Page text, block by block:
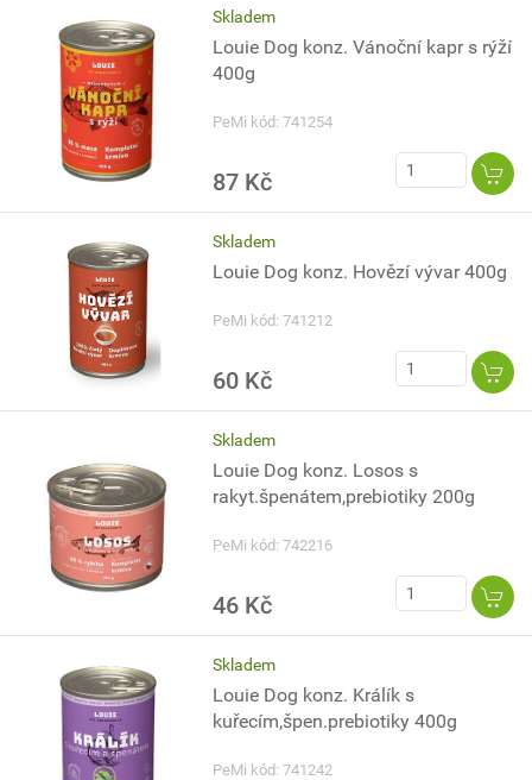
Skladem
Louie Dog konz. Vánoční kapr s rýží
400g
PeMi kód: 741254
87 Kč
Skladem
Louie Dog konz. Hovězí vývar 400g
PeMi kód: 741212
60 Kč
Skladem
Louie Dog konz. Losos s
rakyt.špenátem,prebiotiky 200g
PeMi kód: 742216
46 Kč
Skladem
Louie Dog konz. Králík s
kuřecím,špen.prebiotiky 400g
PeMi kód: 741242